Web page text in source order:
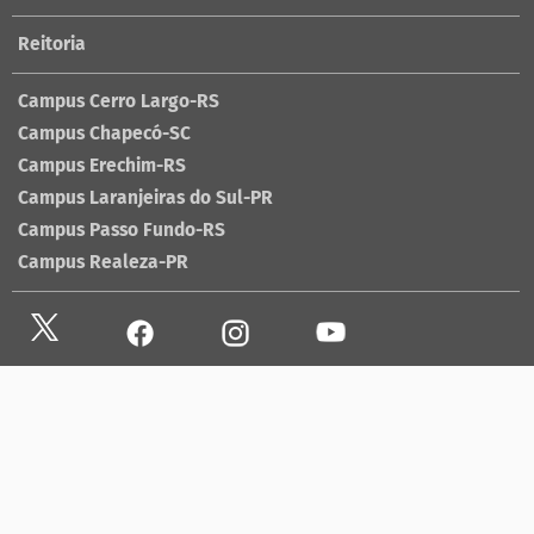
Reitoria
Campus Cerro Largo-RS
Campus Chapecó-SC
Campus Erechim-RS
Campus Laranjeiras do Sul-PR
Campus Passo Fundo-RS
Campus Realeza-PR